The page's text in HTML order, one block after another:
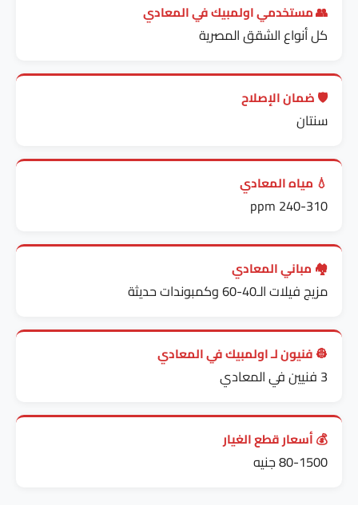
👥 مستخدمي اولمبيك في المعادي
كل أنواع الشقق المصرية
🛡️ ضمان الإصلاح
سنتان
💧 مياه المعادي
240-310 ppm
🏘️ مباني المعادي
مزيج فيلات الـ40-60 وكمبوندات حديثة
👷 فنيون لـ اولمبيك في المعادي
3 فنيين في المعادي
💰 أسعار قطع الغيار
80-1500 جنيه